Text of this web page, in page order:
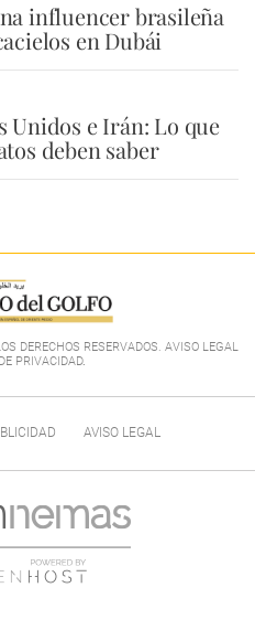
influencer brasileña
en Dubái
Unidos e Irán: Lo que
deben saber
DERECHOS RESERVADOS. AVISO LEGAL
PRIVACIDAD.
AVISO LEGAL